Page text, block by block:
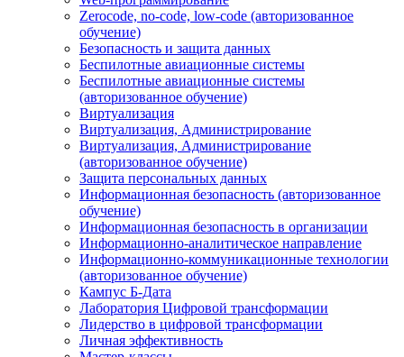
Zerocode, no-code, low-code (авторизованное
обучение)
Безопасность и защита данных
Беспилотные авиационные системы
Беспилотные авиационные системы
(авторизованное обучение)
Виртуализация
Виртуализация, Администрирование
Виртуализация, Администрирование
(авторизованное обучение)
Защита персональных данных
Информационная безопасность (авторизованное
обучение)
Информационная безопасность в организации
Информационно-аналитическое направление
Информационно-коммуникационные технологии
(авторизованное обучение)
Кампус Б-Дата
Лаборатория Цифровой трансформации
Лидерство в цифровой трансформации
Личная эффективность